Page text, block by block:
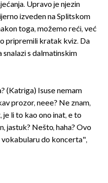
Upravo je njezin
izveden na Splitskom
toga, možemo reći, već
pripremili kratak kviz. Da
snalazi s dalmatinskim
(Katriga) Isuse nemam
prozor, neee? Ne znam,
li to kao ono inat, e to
jastuk? Nešto, haha? Ovo
do koncerta",